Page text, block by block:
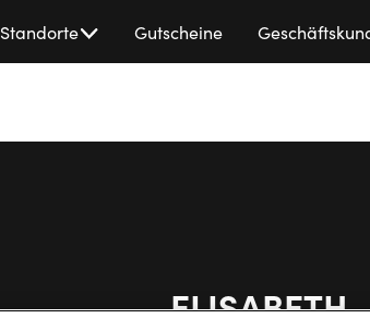
Standorte Gutscheine
ELISABETH